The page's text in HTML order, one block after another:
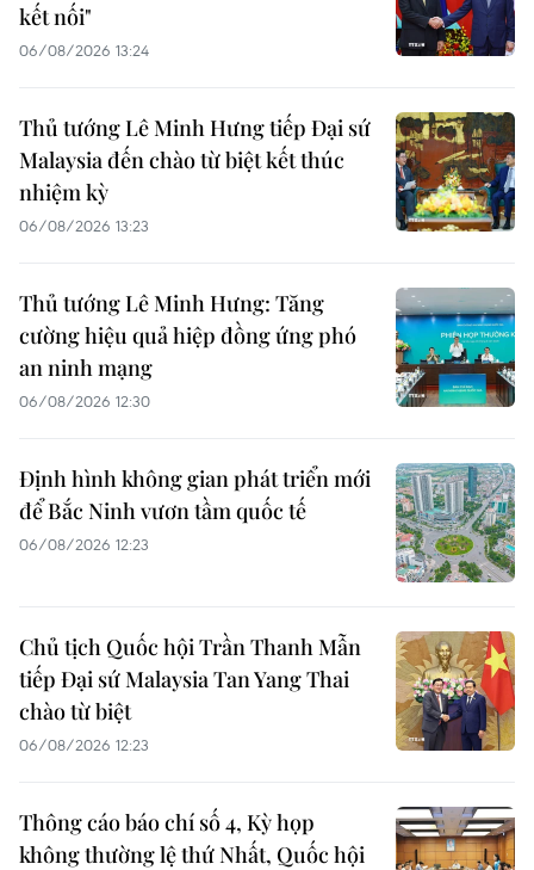
kết nối"
06/08/2026 13:24
Thủ tướng Lê Minh Hưng tiếp Đại sứ
Malaysia đến chào từ biệt kết thúc
nhiệm kỳ
06/08/2026 13:23
Thủ tướng Lê Minh Hưng: Tăng
cường hiệu quả hiệp đồng ứng phó
an ninh mạng
06/08/2026 12:30
Định hình không gian phát triển mới
để Bắc Ninh vươn tầm quốc tế
06/08/2026 12:23
Chủ tịch Quốc hội Trần Thanh Mẫn
tiếp Đại sứ Malaysia Tan Yang Thai
chào từ biệt
06/08/2026 12:23
Thông cáo báo chí số 4, Kỳ họp
không thường lệ thứ Nhất, Quốc hội